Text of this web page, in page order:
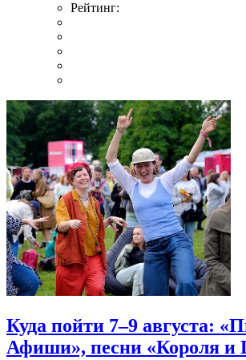
Рейтинг:
Куда пойти 7–9 августа:
Афиши», песни «Короля и